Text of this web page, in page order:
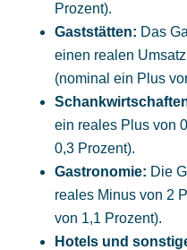
Prozent).
Gaststätten: Das
einen realen
(nominal ein Plus
ein reales Plus von
0,3 Prozent).
Gastronomie: Die
reales Minus von 2
von 1,1 Prozent).
Hotels und